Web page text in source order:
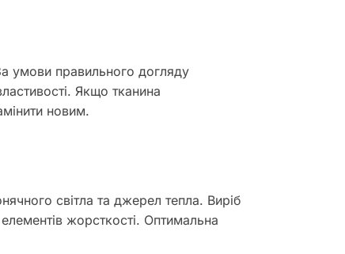
умови правильного догляду
Якщо тканина
новим.
світла та джерел тепла. Виріб
жорсткості. Оптимальна